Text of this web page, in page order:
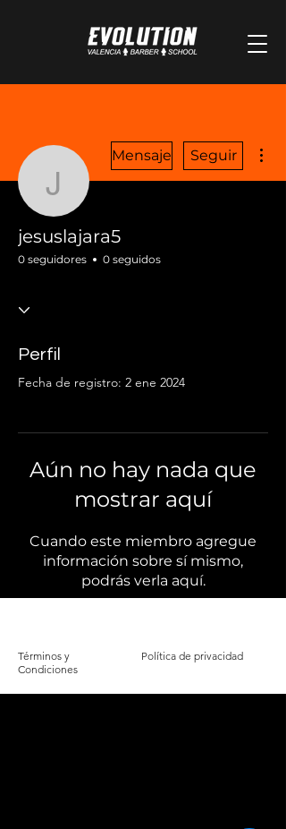
jesuslajara5
Mensaje Seguir
jesuslajara5
0 seguidores 0 seguidos
Perfil
Fecha de registro: 2 ene 2024
Aún no hay nada que
mostrar aquí
Cuando este miembro agregue
información sobre sí mismo,
podrás verla aquí.
Términos y
Condiciones
Política de privacidad